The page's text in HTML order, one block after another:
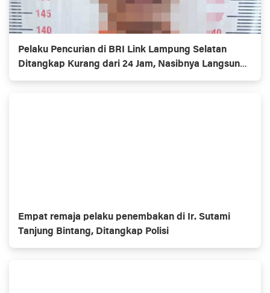
Pelaku Pencurian di BRI Link Lampung Selatan
Ditangkap Kurang dari 24 Jam, Nasibnya Langsung
‘Dibooking’ Polisi
Empat remaja pelaku penembakan di Ir. Sutami
Tanjung Bintang, Ditangkap Polisi